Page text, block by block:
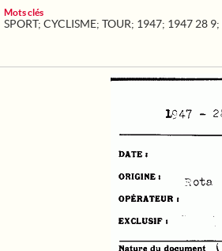
Mots clés
SPORT; CYCLISME; TOUR; 1947; 1947 28 9;